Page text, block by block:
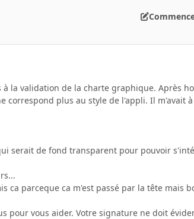
la validation de la charte graphique. Après
correspond plus au style de l'appli. Il m'avait
serait de fond transparent pour pouvoir
ca parceque ca m'est passé par la tête mais
pour vous aider. Votre signature ne doit